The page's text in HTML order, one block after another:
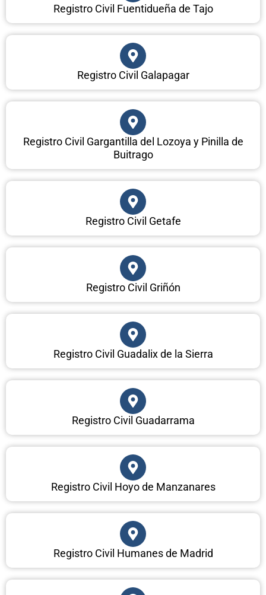
Registro Civil Fuentidueña de Tajo
Registro Civil Galapagar
Registro Civil Gargantilla del Lozoya y Pinilla de
Buitrago
Registro Civil Getafe
Registro Civil Griñón
Registro Civil Guadalix de la Sierra
Registro Civil Guadarrama
Registro Civil Hoyo de Manzanares
Registro Civil Humanes de Madrid